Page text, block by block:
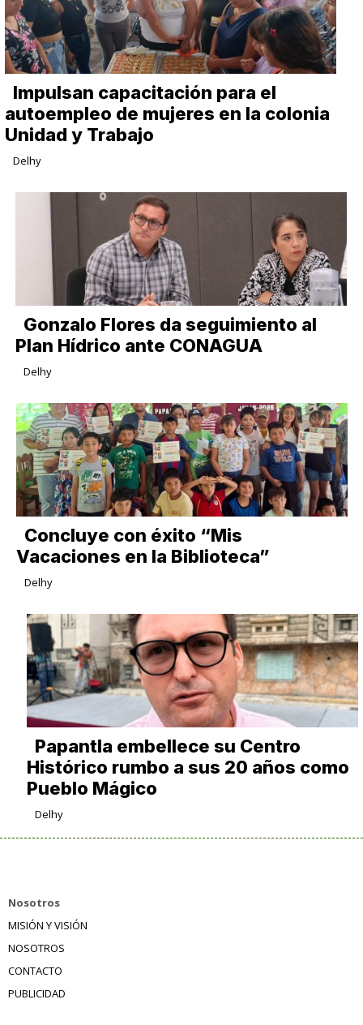
Impulsan capacitación para el
autoempleo de mujeres en la colonia
Unidad y Trabajo
Delhy
Gonzalo Flores da seguimiento al
Plan Hídrico ante CONAGUA
Delhy
Concluye con éxito “Mis
Vacaciones en la Biblioteca”
Delhy
Papantla embellece su Centro
Histórico rumbo a sus 20 años como
Pueblo Mágico
Delhy
Nosotros
MISIÓN Y VISIÓN
NOSOTROS
CONTACTO
PUBLICIDAD